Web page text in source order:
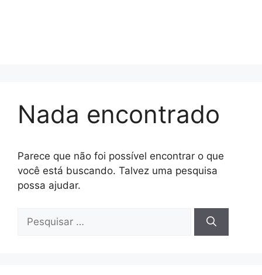
Nada encontrado
Parece que não foi possível encontrar o que
você está buscando. Talvez uma pesquisa
possa ajudar.
por: